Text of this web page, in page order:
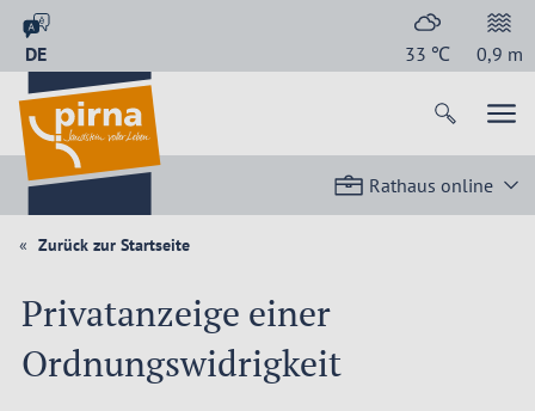
DE 33 ℃ 0,9 m
Rathaus online
Zurück zur Startseite
Privatanzeige einer
Ordnungswidrigkeit